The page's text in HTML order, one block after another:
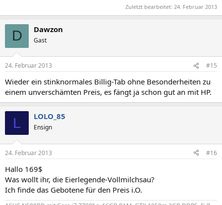
Zuletzt bearbeitet: 24. Februar 2013
D Dawzon
Gast
24. Februar 2013 #15
Wieder ein stinknormales Billig-Tab ohne Besonderheiten zu
einem unverschämten Preis, es fängt ja schon gut an mit HP.
L LOLO_85
Ensign
24. Februar 2013 #16
Hallo 169$
Was wollt ihr, die Eierlegende-Vollmilchsau?
Ich finde das Gebotene für den Preis i.O.